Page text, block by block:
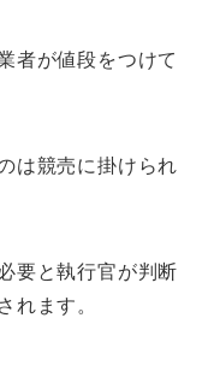
者が値段をつけて
は競売に掛けられ
要と執行官が判断
れます。